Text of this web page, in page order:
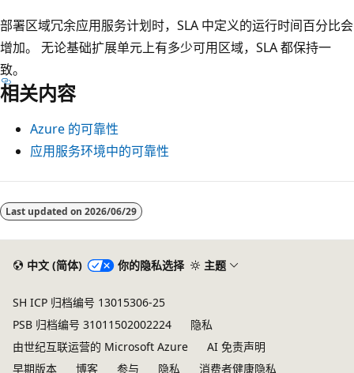
部署区域冗余应用服务计划时，SLA 中定义的运行时间百分比会
增加。 无论基础扩展单元上有多少可用区域，SLA 都保持一
致。
相关内容
Azure 的可靠性
应用服务环境中的可靠性
Last updated on 2026/06/29
中文 (简体) 你的隐私选择 主题
SH ICP 归档编号 13015306-25
PSB 归档编号 31011502002224
隐私
由世纪互联运营的 Microsoft Azure
AI 免责声明
早期版本
博客 参与 隐私 消费者健康隐私